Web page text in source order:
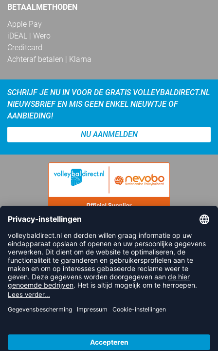
BETAALMETHODEN
Apple Pay
iDEAL | Wero
Creditcard
Achteraf betalen | Klarna
SCHRIJF JE NU IN VOOR DE GRATIS VOLLEYBALDIRECT.NL
NIEUWSBRIEF EN MIS GEEN ENKEL NIEUWTJE OF
AANBIEDING!
NU AANMELDEN
FOLLOW US